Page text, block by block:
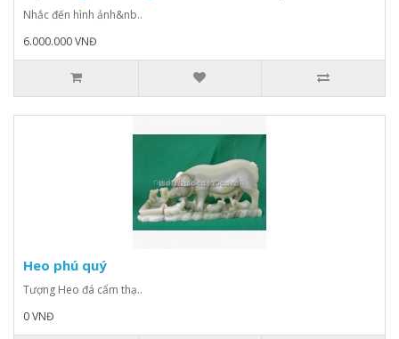
Nhắc đến hình ảnh&nb..
6.000.000 VNĐ
Heo phú quý
Tượng Heo đá cẩm thạ..
0 VNĐ